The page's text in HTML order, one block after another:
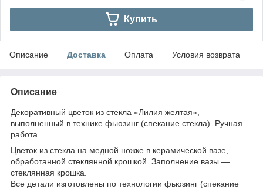
Купить
Описание Доставка Оплата Условия возврата
Описание
Декоративный цветок из стекла «Лилия желтая»,
выполненный в технике фьюзинг (спекание стекла). Ручная
работа.
Цветок из стекла на медной ножке в керамической вазе,
обработанной стеклянной крошкой. Заполнение вазы —
стеклянная крошка.
Все детали изготовлены по технологии фьюзинг (спекание